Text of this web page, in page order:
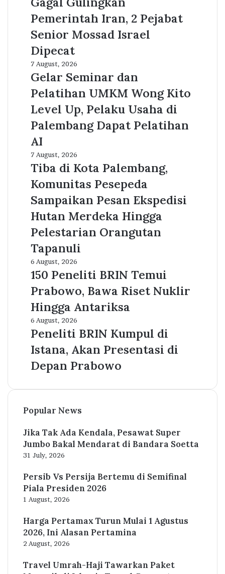
Pemerintah
Iran,
2
Pejabat
Senior
Mossad
Israel
Dipecat
Pemerintah Iran, 2 Pejabat
Senior Mossad Israel
Dipecat
Gelar
Seminar
Pelatihan
UMKM
Wong
Kito
Level
Up,
Pelaku
Usaha
di
Palembang
Dapat
Pelatihan
AI
7 August, 2026
Gelar Seminar dan
Pelatihan UMKM Wong Kito
Level Up, Pelaku Usaha di
Palembang Dapat Pelatihan
AI
Tiba
di
Palembang,
Komunitas
Pesepeda
Sampaikan
Pesan
Ekspedisi
Hutan
Merdeka
Hingga
Pelestarian
Orangutan
Tapanuli
7 August, 2026
Tiba di Kota Palembang,
Komunitas Pesepeda
Sampaikan Pesan Ekspedisi
Hutan Merdeka Hingga
Pelestarian Orangutan
Tapanuli
150
Peneliti
Temui
Prabowo,
Bawa
Riset
Nuklir
Hingga
Antariksa
6 August, 2026
150 Peneliti BRIN Temui
Prabowo, Bawa Riset Nuklir
Hingga Antariksa
Peneliti
BRIN
di
Istana,
Akan
Prabowo
6 August, 2026
Peneliti BRIN Kumpul di
Istana, Akan Presentasi di
Depan Prabowo
Popular News
Jika Tak Ada Kendala, Pesawat Super
Jumbo Bakal Mendarat di Bandara Soetta
31 July, 2026
Persib Vs Persija Bertemu di Semifinal
Piala Presiden 2026
1 August, 2026
Harga Pertamax Turun Mulai 1 Agustus
2026, Ini Alasan Pertamina
2 August, 2026
Travel Umrah-Haji Tawarkan Paket